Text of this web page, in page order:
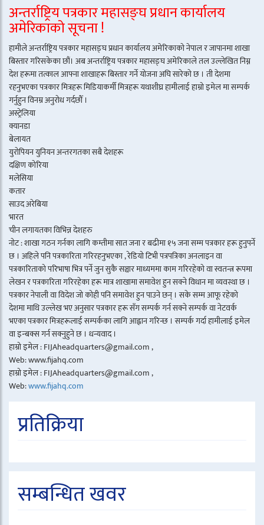
अन्तर्राष्ट्रिय पत्रकार महासङ्घ प्रधान कार्यालय
अमेरिकाको सूचना !
हामीले अन्तर्राष्ट्रिय पत्रकार महासङ्घ प्रधान कार्यालय अमेरिकाको नेपाल र जापानमा शाखा
बिस्तार गरिसकेका छौं। अब अन्तर्राष्ट्रिय पत्रकार महासङ्घ अमेरिकाले तल उल्लेखित निम्न
देश हरूमा तत्काल आफ्ना शाखाहरू बिस्तार गर्ने योजना अघि सारेको छ । ती देशमा
रहनुभएका पत्रकार मित्रहरू मिडियाकर्मी मित्रहरू यथाशीघ्र हामीलाई हाम्रो इमेल मा सम्पर्क
गर्नुहुन विनम्र अनुरोध गर्दछौँ ।
अस्ट्रेलिया
क्यानडा
बेलायत
युरोपियन युनियन अन्तरगतका सबै देशहरू
दक्षिण कोरिया
मलेसिया
कतार
साउद अरेबिया
भारत
चीन लगायतका विभिन्न देशहरु
नोट : शाखा गठन गर्नका लागि कम्तीमा सात जना र बढीमा १५ जना सम्म पत्रकार हरू हुनुपर्ने
छ । अहिले पनि पत्रकारिता गरिरहनुभएका , रेडियो टिभी पत्रपत्रिका अनलाइन वा
पत्रकारिताको परिभाषा भित्र पर्ने जुन सुकै सञ्चार माध्यममा काम गरिरहेको वा स्वतन्त्र रूपमा
लेखन र पत्रकारिता गरिरहेका हरू मात्र शाखामा समावेश हुन सक्ने विधान मा व्यवस्था छ ।
पत्रकार नेपाली वा विदेश जो कोही पनि समावेश हुन पाउने छन् । सके सम्म आफू रहेको
देशमा माथि उल्लेख भए अनुसार पत्रकार हरू सँग सम्पर्क गर्न सक्ने सम्पर्क वा नेटवर्क
भएका पत्रकार मित्रहरूलाई सम्पर्कका लागि आह्वान गरिन्छ । सम्पर्क गर्दा हामीलाई इमेल
वा इन्बक्स गर्न सक्नुहुने छ । धन्यवाद ।
हाम्रो इमेल : FIJAheadquarters@gmail.com ,
Web: www.fijahq.com
हाम्रो इमेल : FIJAheadquarters@gmail.com ,
Web:www.fijahq.com
प्रतिक्रिया
सम्बन्धित खवर